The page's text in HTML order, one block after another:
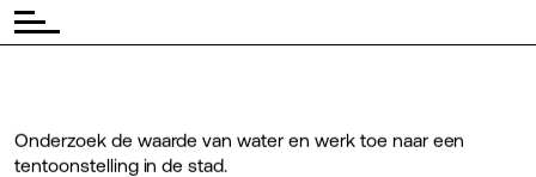
Onderzoek de waarde van water en werk toe naar een
tentoonstelling in de stad.